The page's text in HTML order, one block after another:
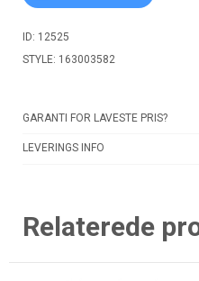
ID: 12525
STYLE: 163003582
GARANTI FOR LAVESTE PRIS?
LEVERINGS INFO
Relaterede